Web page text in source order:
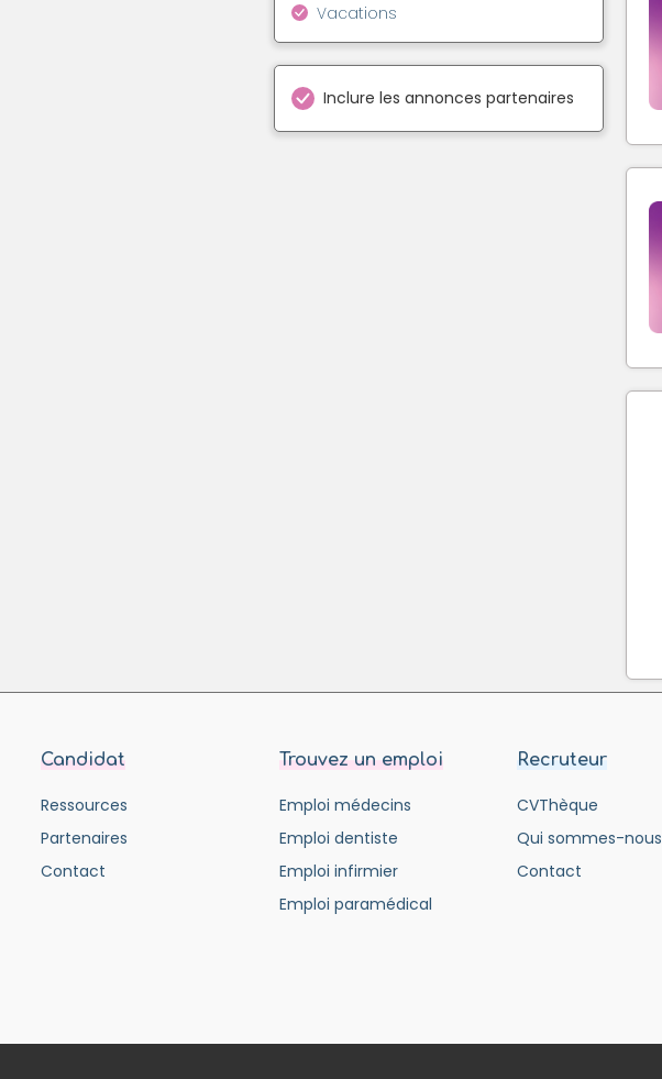
Vacations
Inclure les annonces partenaires
Candidat
Ressources
Partenaires
Contact
Trouvez un emploi
Emploi médecins
Emploi dentiste
Emploi infirmier
Emploi paramédical
Recruteur
CVThèque
Qui sommes-nous
Contact